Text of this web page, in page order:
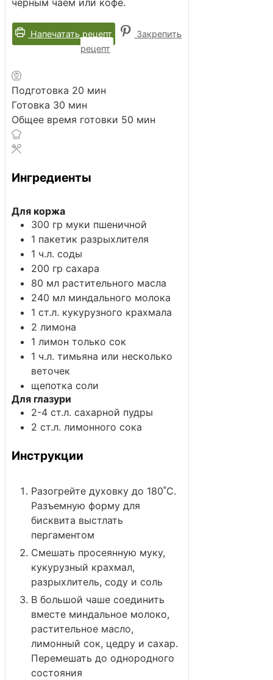
Напечатать рецепт
Закрепить
рецепт
Подготовка 20 минут
мин
Готовка 30 минут
мин
Общее время готовки 50 минут
мин
Ингредиенты
Для коржа
300 гр муки пшеничной
1 пакетик разрыхлителя
1 ч.л. соды
200 гр сахара
80 мл растительного масла
240 мл миндального молока
1 ст.л. кукурузного крахмала
2 лимона
1 лимон только сок
1 ч.л. тимьяна или несколько
веточек
щепотка соли
Для глазури
2-4 ст.л. сахарной пудры
2 ст.л. лимонного сока
Инструкции
Разогрейте духовку до 180˚С.
Разъемную форму для
бисквита выстлать
пергаментом
Смешать просеянную муку,
кукурузный крахмал,
разрыхлитель, соду и соль
В большой чаше соединить
вместе миндальное молоко,
растительное масло,
лимонный сок, цедру и сахар.
Перемешать до однородного
состояния